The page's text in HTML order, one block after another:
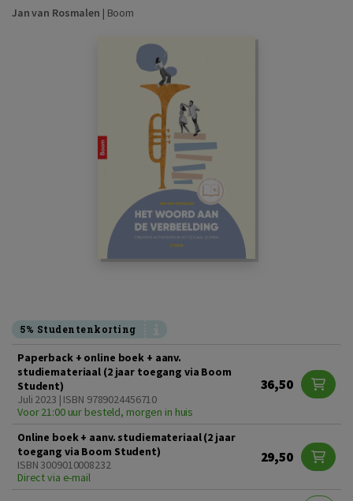
Jan van Rosmalen | Boom
5% Studentenkorting
Paperback + online boek + aanv.
studiemateriaal (2 jaar toegang via Boom
Student)
Juli 2023 | ISBN 9789024456710
Voor 21:00 uur besteld, morgen in huis
36,50
Online boek + aanv. studiemateriaal (2 jaar
toegang via Boom Student)
ISBN 3009010008232
Direct via e-mail
29,50